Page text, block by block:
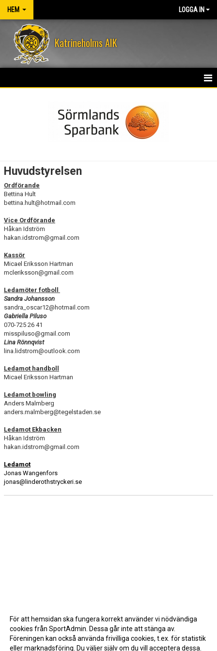
HEM LOGGA IN
Katrineholms AIK
VÅRA LEDARE
DOKUMENT
SPORTGRUPPEN, FOTBOLL
Huvudstyrelsen
Ordförande
Bettina Hult
bettina.hult@hotmail.com
Vice Ordförande
Håkan Idström
hakan.idstrom@gmail.com
Kassör
Micael Eriksson Hartman
mcleriksson@gmail.com
Ledamöter fotboll
Sandra Johansson
sandra_oscar12@hotmail.com
Gabriella Piluso
070-725 26 41
misspiluso@gmail.com
Lina Rönnqvist
lina.lidstrom@outlook.com
Ledamot handboll
Micael Eriksson Hartman
Ledamot bowling
Anders Malmberg
anders.malmberg@tegelstaden.se
Ledamot Ekbacken
Håkan Idström
hakan.idstrom@gmail.com
Ledamot
Jonas Wangenfors
jonas@linderothstryckeri.se
För att hemsidan ska fungera korrekt använder vi nödvändiga
cookies från SportAdmin. Dessa går inte att stänga av.
Föreningen kan också använda frivilliga cookies, t.ex. för statistik
eller marknadsföring. Du väljer själv om du vill acceptera dessa.